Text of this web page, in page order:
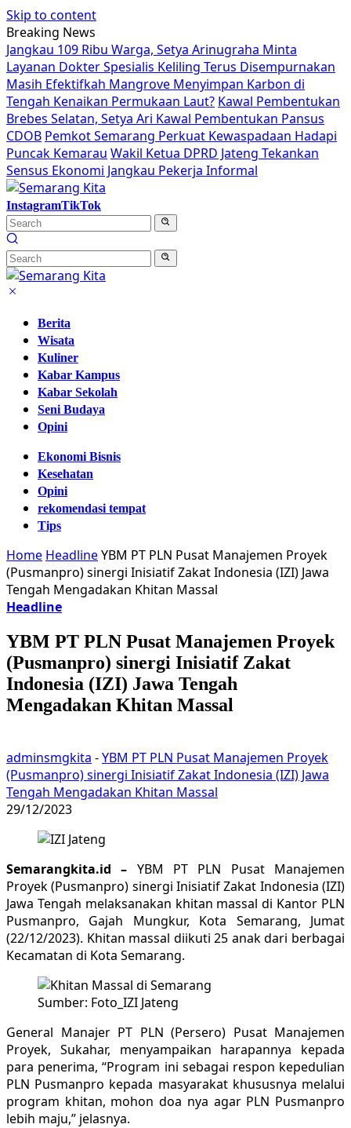
Skip to content
Breaking News
Jangkau 109 Ribu Warga, Setya Arinugraha Minta
Layanan Dokter Spesialis Keliling Terus Disempurnakan
Masih Efektifkah Mangrove Menyimpan Karbon di
Tengah Kenaikan Permukaan Laut? Kawal Pembentukan
Brebes Selatan, Setya Ari Kawal Pembentukan Pansus
CDOB Pemkot Semarang Perkuat Kewaspadaan Hadapi
Puncak Kemarau Wakil Ketua DPRD Jateng Tekankan
Sensus Ekonomi Jangkau Pekerja Informal
InstagramTikTok
Berita
Wisata
Kuliner
Kabar Kampus
Kabar Sekolah
Seni Budaya
Opini
Ekonomi Bisnis
Kesehatan
Opini
rekomendasi tempat
Tips
Home HeadlineYBM PT PLN Pusat Manajemen Proyek
(Pusmanpro) sinergi Inisiatif Zakat Indonesia (IZI) Jawa
Tengah Mengadakan Khitan Massal
Headline
YBM PT PLN Pusat Manajemen Proyek
(Pusmanpro) sinergi Inisiatif Zakat
Indonesia (IZI) Jawa Tengah
Mengadakan Khitan Massal
adminsmgkita -YBM PT PLN Pusat Manajemen Proyek
(Pusmanpro) sinergi Inisiatif Zakat Indonesia (IZI) Jawa
Tengah Mengadakan Khitan Massal
29/12/2023
Semarangkita.id – YBM PT PLN Pusat Manajemen
Proyek (Pusmanpro) sinergi Inisiatif Zakat Indonesia (IZI)
Jawa Tengah melaksanakan khitan massal di Kantor PLN
Pusmanpro, Gajah Mungkur, Kota Semarang, Jumat
(22/12/2023). Khitan massal diikuti 25 anak dari berbagai
Kecamatan di Kota Semarang.
Sumber: Foto_IZI Jateng
General Manajer PT PLN (Persero) Pusat Manajemen
Proyek, Sukahar, menyampaikan harapannya kepada
para penerima, “Program ini sebagai respon kepedulian
PLN Pusmanpro kepada masyarakat khususnya melalui
program khitan, mohon doa nya agar PLN Pusmanpro
lebih maju,” jelasnya.